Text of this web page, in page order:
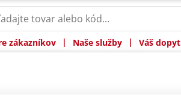
zákazníkov | Naše služby | Váš dopyt